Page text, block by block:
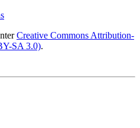
Creative Commons Attribution-
SA 3.0).